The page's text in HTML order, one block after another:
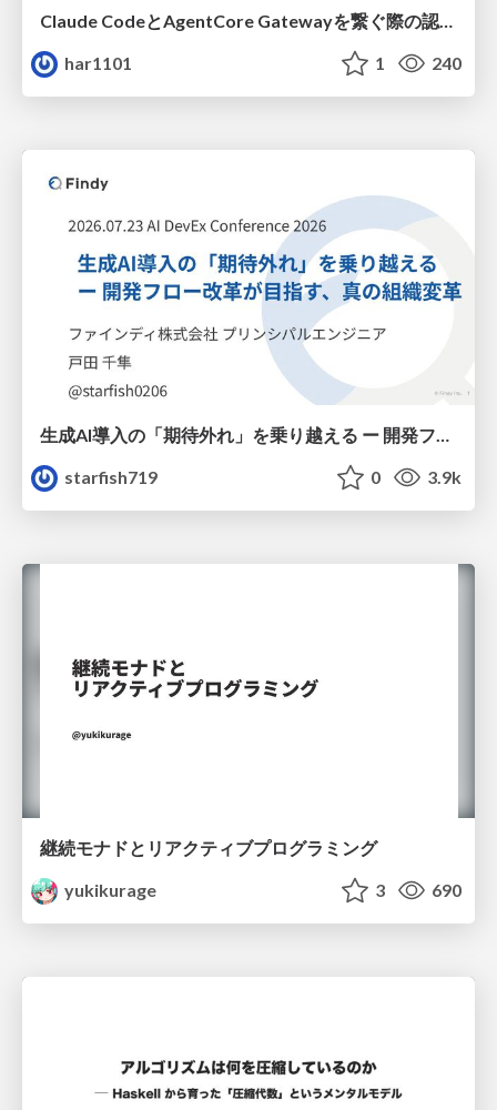
Claude CodeとAgentCore Gatewayを繋ぐ際の認証認可 / Authentication and authorization when connecting Claude Code with AgentCore Gateway
har1101
1 240
starfish719
0 3.9k
継続モナドとリアクティブプログラミング
yukikurage
3 690